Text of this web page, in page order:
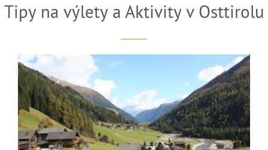
Tipy na výlety a Aktivity v Osttirolu